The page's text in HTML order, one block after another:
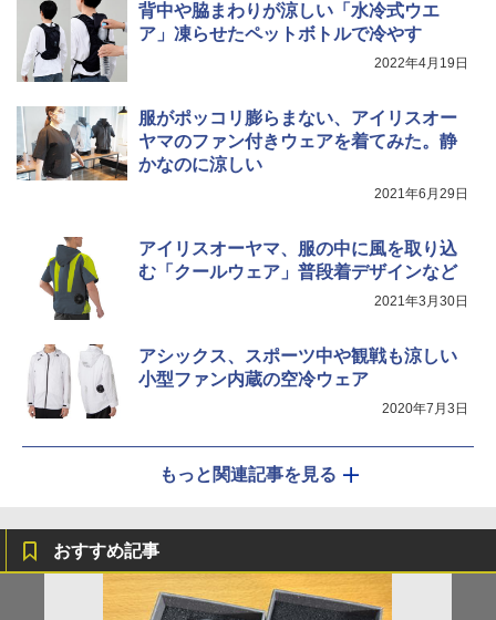
背中や脇まわりが涼しい「水冷式ウエ
ア」凍らせたペットボトルで冷やす
2022年4月19日
服がポッコリ膨らまない、アイリスオー
ヤマのファン付きウェアを着てみた。静
かなのに涼しい
2021年6月29日
アイリスオーヤマ、服の中に風を取り込
む「クールウェア」普段着デザインなど
2021年3月30日
アシックス、スポーツ中や観戦も涼しい
小型ファン内蔵の空冷ウェア
2020年7月3日
もっと関連記事を見る
おすすめ記事